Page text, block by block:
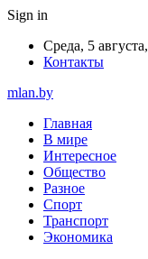
Sign in
Среда, 5
Контакты
mlan.by
Главная
В мире
Интересное
Общество
Разное
Спорт
Транспорт
Экономика